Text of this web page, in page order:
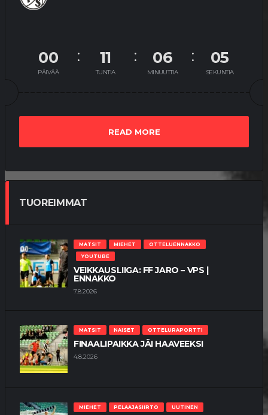
00
PÄIVÄÄ
11
TUNTIA
06
MINUUTTIA
04
SEKUNTIA
READ MORE
TUOREIMMAT
MATSIT MIEHET
OTTELUENNAKKO
YOUTUBE
VEIKKAUSLIIGA: FF JARO – VPS |
ENNAKKO
7.8.2026
MATSIT NAISET OTTELURAPORTTI
FINAALIPAIKKA JÄI HAAVEEKSI
4.8.2026
MIEHET PELAAJASIIRTO UUTINEN